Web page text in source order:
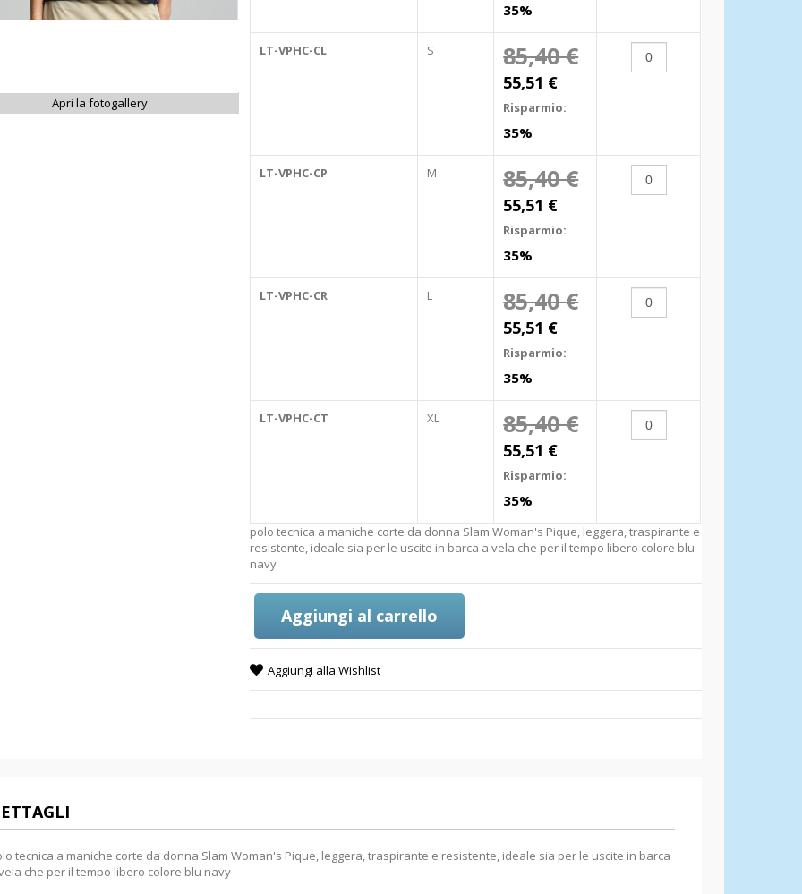
Apri la fotogallery
35%
LT-VPHC-CL S 85,40 €
55,51 €
Risparmio:
35%
LT-VPHC-CP M 85,40 €
55,51 €
Risparmio:
35%
LT-VPHC-CR L 85,40 €
55,51 €
Risparmio:
35%
LT-VPHC-CT XL 85,40 €
55,51 €
Risparmio:
35%
polo tecnica a maniche corte da donna Slam Woman's Pique, leggera, traspirante e
resistente, ideale sia per le uscite in barca a vela che per il tempo libero colore blu
navy
Aggiungi al carrello
Aggiungi alla Wishlist
tecnica a maniche corte da donna Slam Woman's Pique, leggera, traspirante e resistente, ideale sia per le uscite in barca
che per il tempo libero colore blu navy